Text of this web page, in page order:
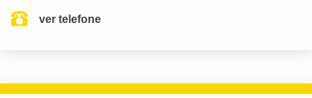
ver telefone